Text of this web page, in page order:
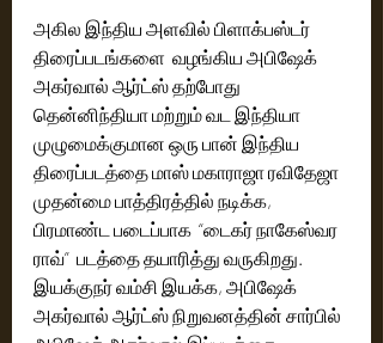
அகில இந்திய அளவில் பிளாக்பஸ்டர்
திரைப்படங்களை  வழங்கிய அபிஷேக்
அகர்வால் ஆர்ட்ஸ் தற்போது
தென்னிந்தியா மற்றும் வட இந்தியா
முழுமைக்குமான ஒரு பான் இந்திய
திரைப்படத்தை மாஸ் மகாராஜா ரவிதேஜா
முதன்மை பாத்திரத்தில் நடிக்க,
பிரமாண்ட படைப்பாக  “டைகர் நாகேஸ்வர
ராவ்”  படத்தை தயாரித்து வருகிறது.
இயக்குநர் வம்சி இயக்க, அபிஷேக்
அகர்வால் ஆர்ட்ஸ் நிறுவனத்தின் சார்பில்